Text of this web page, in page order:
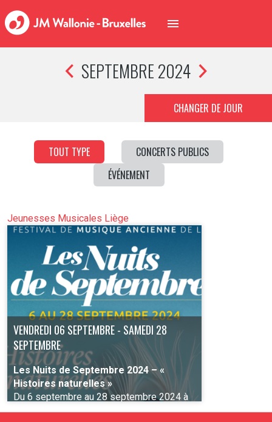
SEPTEMBRE 2024
CHANGER DE JOUR
TOUT TYPE
CONCERTS PUBLICS
ÉVÉNEMENT
Jeunesses Musicales Liège
VENDREDI 06 SEPTEMBRE - SAMEDI 28
SEPTEMBRE
Les Nuits de Septembre 2024 – «
Histoires naturelles »
Du 6 septembre au 28 septembre 2024 à
Liège